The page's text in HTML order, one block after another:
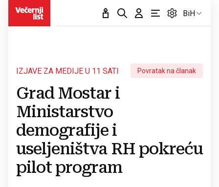
BiH
IZJAVE ZA MEDIJE U 11 SATI Povratak na članak
Grad Mostar i
Ministarstvo
demografije i
useljeništva RH pokreću
pilot program